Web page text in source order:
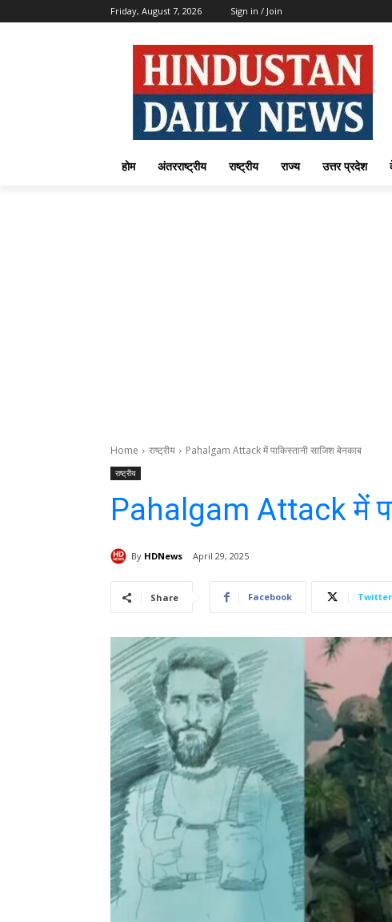
Friday, August 7, 2026 Sign in / Join
होम अंतरराष्ट्रीय राष्ट्रीय राज्य उत्तर प्रदेश
Home राष्ट्रीय Pahalgam Attack में पाकिस्तानी साजिश बेनकाब
राष्ट्रीय
Pahalgam Attack में
By HDNews April 29, 2025
Share Facebook Twitter